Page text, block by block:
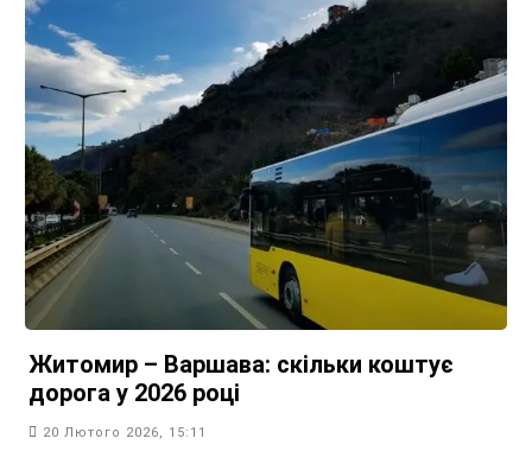
Житомир – Варшава: скільки коштує
дорога у 2026 році
20 Лютого 2026, 15:11